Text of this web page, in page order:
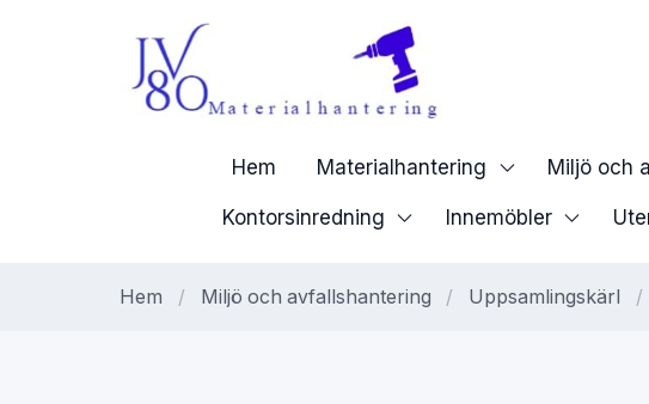
Hem Materialhantering Miljö och
Kontorsinredning Innemöbler
Hem / Miljö och avfallshantering / Uppsamlingskärl /